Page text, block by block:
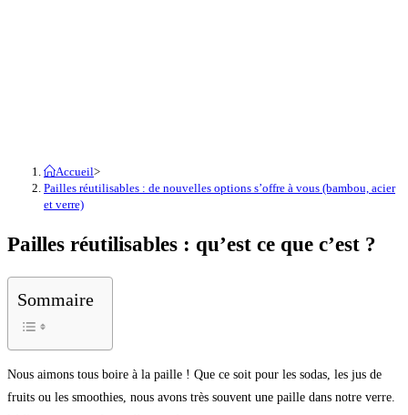
Accueil>
Pailles réutilisables : de nouvelles options s’offre à vous (bambou, acier
et verre)
Pailles réutilisables : qu’est ce que c’est ?
Sommaire
Nous aimons tous boire à la paille ! Que ce soit pour les sodas, les jus de
fruits ou les smoothies, nous avons très souvent une paille dans notre verre.